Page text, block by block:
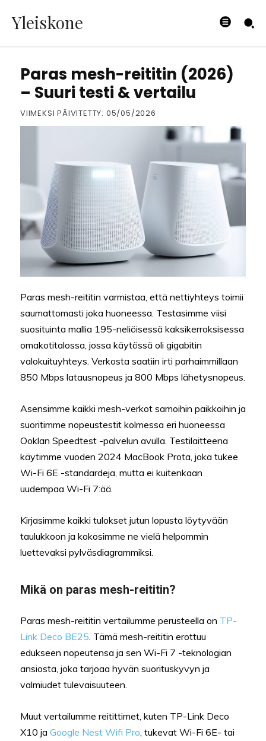
Yleiskone
PELAAMINEN
Paras mesh-reititin (2026)
– Suuri testi & vertailu
VIIMEKSI PÄIVITETTY: 05/05/2026
Paras mesh-reititin varmistaa, että nettiyhteys toimii
saumattomasti joka huoneessa. Testasimme viisi
suosituinta mallia 195-neliöisessä kaksikerroksisessa
omakotitalossa, jossa käytössä oli gigabitin
valokuituyhteys. Verkosta saatiin irti parhaimmillaan
850 Mbps latausnopeus ja 800 Mbps lähetysnopeus.
Asensimme kaikki mesh-verkot samoihin paikkoihin ja
suoritimme nopeustestit kolmessa eri huoneessa
Ooklan Speedtest -palvelun avulla. Testilaitteena
käytimme vuoden 2024 MacBook Prota, joka tukee
Wi-Fi 6E -standardeja, mutta ei kuitenkaan
uudempaa Wi-Fi 7:ää.
Kirjasimme kaikki tulokset jutun lopusta löytyvään
taulukkoon ja kokosimme ne vielä helpommin
luettevaksi pylväsdiagrammiksi.
Mikä on paras mesh-reititin?
Paras mesh-reititin vertailumme perusteella on TP-
Link Deco BE25 . Tämä mesh-reititin erottuu
edukseen nopeutensa ja sen Wi-Fi 7 -teknologian
ansiosta, joka tarjoaa hyvän suorituskyvyn ja
valmiudet tulevaisuuteen.
Muut vertailumme reitittimet, kuten TP-Link Deco
X10 ja Google Nest Wifi Pro , tukevat Wi-Fi 6E- tai